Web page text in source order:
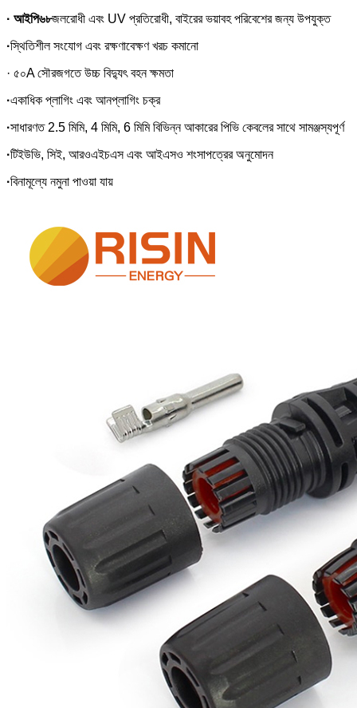
· আইপি৬৮জলরোধী এবং UV প্রতিরোধী, বাইরের ভয়াবহ পরিবেশের জন্য উপযুক্ত
·স্থিতিশীল সংযোগ এবং রক্ষণাবেক্ষণ খরচ কমানো
· ৫০A সৌরজগতে উচ্চ বিদ্যুৎ বহন ক্ষমতা
·একাধিক প্লাগিং এবং আনপ্লাগিং চক্র
·সাধারণত 2.5 মিমি, 4 মিমি, 6 মিমি বিভিন্ন আকারের পিভি কেবলের সাথে সামঞ্জস্যপূর্ণ
·টিইউভি, সিই, আরওএইচএস এবং আইএসও শংসাপত্রের অনুমোদন
·বিনামূল্যে নমুনা পাওয়া যায়